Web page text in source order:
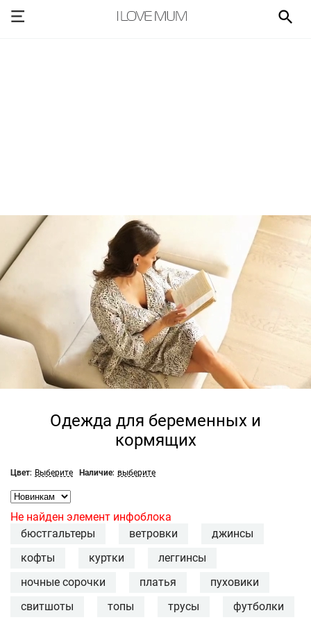
Одежда для беременных и
кормящих
Цвет: Выберите Наличие: выберите
Не найден элемент инфоблока
бюстгальтеры
ветровки
джинсы
кофты
куртки
леггинсы
ночные сорочки
платья
пуховики
свитшоты
топы трусы футболки